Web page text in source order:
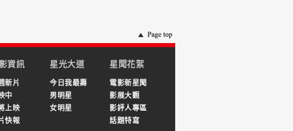
資訊
新片
中
上映
快報
星光大道
今日我最壽
男明星
女明星
星聞花絮
電影新星聞
影展大觀
影評人專區
話題特寫